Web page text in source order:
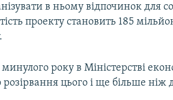
в ньому відпочинок для
проекту становить 185
року в Міністерстві
цього і ще більше ніж